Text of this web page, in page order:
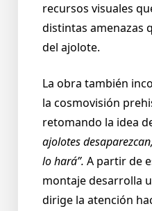
recursos visuales
distintas amenazas
del ajolote.
La obra también
la cosmovisión
retomando la idea
ajolotes
lo hará”. A partir de
montaje desarrolla
dirige la atención